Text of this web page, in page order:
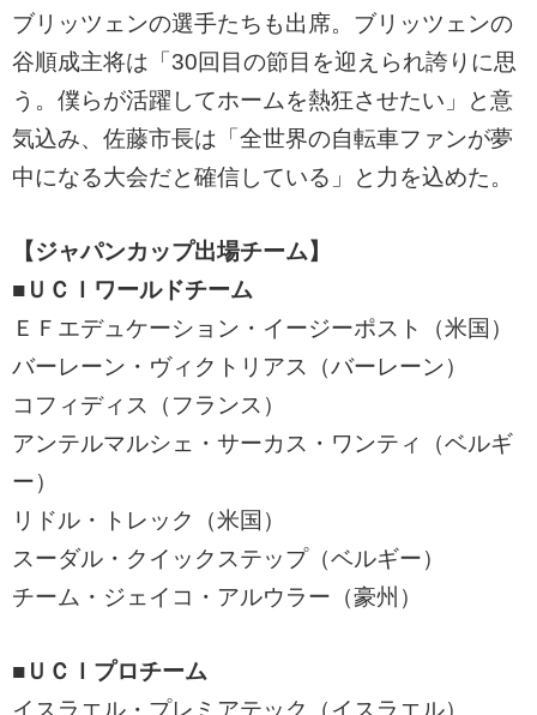
ブリッツェンの選手たちも出席。ブリッツェンの
谷順成主将は「30回目の節目を迎えられ誇りに思
う。僕らが活躍してホームを熱狂させたい」と意
気込み、佐藤市長は「全世界の自転車ファンが夢
中になる大会だと確信している」と力を込めた。
【ジャパンカップ出場チーム】
■ＵＣＩワールドチーム
ＥＦエデュケーション・イージーポスト（米国）
バーレーン・ヴィクトリアス（バーレーン）
コフィディス（フランス）
アンテルマルシェ・サーカス・ワンティ（ベルギ
ー）
リドル・トレック（米国）
スーダル・クイックステップ（ベルギー）
チーム・ジェイコ・アルウラー（豪州）
■ＵＣＩプロチーム
イスラエル・プレミアテック（イスラエル）